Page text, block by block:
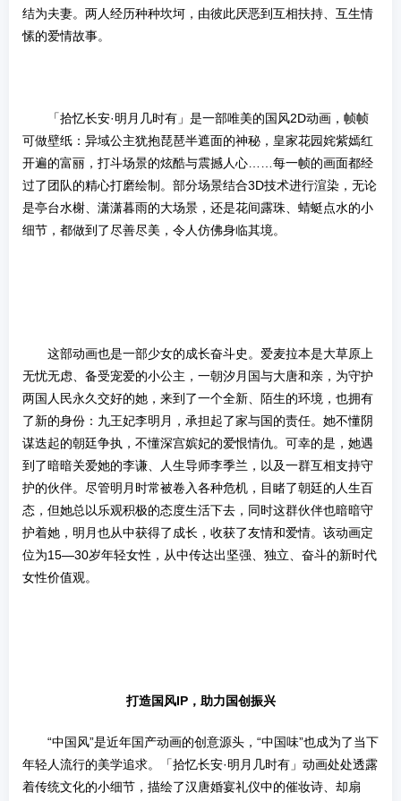
结为夫妻。两人经历种种坎坷，由彼此厌恶到互相扶持、互生情
愫的爱情故事。
「拾忆长安·明月几时有」是一部唯美的国风2D动画，帧帧
可做壁纸：异域公主犹抱琵琶半遮面的神秘，皇家花园姹紫嫣红
开遍的富丽，打斗场景的炫酷与震撼人心……每一帧的画面都经
过了团队的精心打磨绘制。部分场景结合3D技术进行渲染，无论
是亭台水榭、潇潇暮雨的大场景，还是花间露珠、蜻蜓点水的小
细节，都做到了尽善尽美，令人仿佛身临其境。
这部动画也是一部少女的成长奋斗史。爱麦拉本是大草原上
无忧无虑、备受宠爱的小公主，一朝汐月国与大唐和亲，为守护
两国人民永久交好的她，来到了一个全新、陌生的环境，也拥有
了新的身份：九王妃李明月，承担起了家与国的责任。她不懂阴
谋迭起的朝廷争执，不懂深宫嫔妃的爱恨情仇。可幸的是，她遇
到了暗暗关爱她的李谦、人生导师李季兰，以及一群互相支持守
护的伙伴。尽管明月时常被卷入各种危机，目睹了朝廷的人生百
态，但她总以乐观积极的态度生活下去，同时这群伙伴也暗暗守
护着她，明月也从中获得了成长，收获了友情和爱情。该动画定
位为15—30岁年轻女性，从中传达出坚强、独立、奋斗的新时代
女性价值观。
打造国风IP，助力国创振兴
“中国风”是近年国产动画的创意源头，“中国味”也成为了当下
年轻人流行的美学追求。「拾忆长安·明月几时有」动画处处透露
着传统文化的小细节，描绘了汉唐婚宴礼仪中的催妆诗、却扇